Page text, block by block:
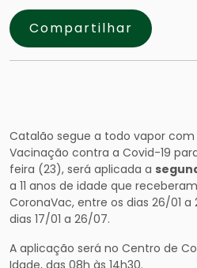
Compartilhar
Catalão segue a todo vapor com
Vacinação contra a Covid-19
feira (23), será aplicada a
a 11 anos de idade que
CoronaVac, entre os dias 26/01
dias 17/01 a 26/07.
A aplicação será no Centro de
Idade, das 08h às 14h30.